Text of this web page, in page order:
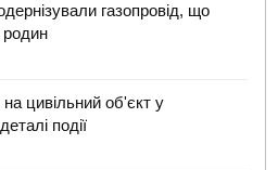
газопровід, що
родин
на цивільний об'єкт у
події